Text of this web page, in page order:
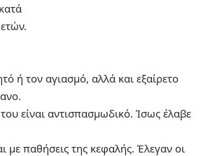
ή τον αγιασμό, αλλά και εξαίρετο
είναι αντισπασμωδικό. Ίσως έλαβε
με παθήσεις της κεφαλής. Έλεγαν οι